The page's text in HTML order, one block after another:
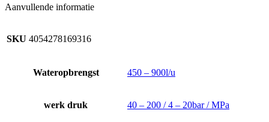
Aanvullende informatie
SKU 4054278169316
Wateropbrengst 450 – 900l/u
werk druk 40 – 200 / 4 – 20bar / MPa